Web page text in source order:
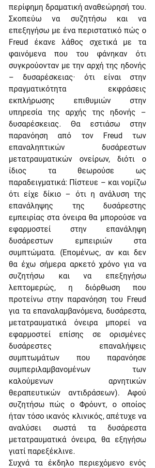
περίφημη δραματική αναθεώρησή του.
Σκοπεύω να συζητήσω και να
επεξηγήσω με ένα περιστατικό πώς ο
Freud έκανε λάθος σχετικά με τα
φαινόμενα που του φάνηκαν ότι
συγκρούονταν με την αρχή της ηδονής
– δυσαρέσκειας· ότι είναι στην
πραγματικότητα εκφράσεις
εκπλήρωσης επιθυμιών στην
υπηρεσία της αρχής της ηδονής –
δυσαρέσκειας. Θα εστιάσω στην
παρανόηση από τον Freud των
επαναληπτικών δυσάρεστων
μετατραυματικών ονείρων, διότι ο
ίδιος τα θεωρούσε ως
παραδειγματικά: Πίστευε – και νομίζω
ότι είχε δίκιο – ότι η ανάλυση της
επανάληψης της δυσάρεστης
εμπειρίας στα όνειρα θα μπορούσε να
εφαρμοστεί στην επανάληψη
δυσάρεστων εμπειριών στα
συμπτώματα. (Επομένως, αν και δεν
θα έχω σήμερα αρκετό χρόνο για να
συζητήσω και να επεξηγήσω
λεπτομερώς, η διόρθωση που
προτείνω στην παρανόηση του Freud
για τα επαναλαμβανόμενα, δυσάρεστα,
μετατραυματικά όνειρα μπορεί να
εφαρμοστεί επίσης σε ορισμένες
δυσάρεστες επαναλήψεις
συμπτωμάτων που παρανόησε
συμπεριλαμβανομένων των
καλούμενων αρνητικών
θεραπευτικών αντιδράσεων). Αφού
συζητήσω πώς ο Φρόυντ, ο οποίος
ήταν τόσο ικανός κλινικός, απέτυχε να
αναλύσει σωστά τα δυσάρεστα
μετατραυματικά όνειρα, θα εξηγήσω
γιατί παρεξέκλινε.
Συχνά τα έκδηλο περιεχόμενο ενός